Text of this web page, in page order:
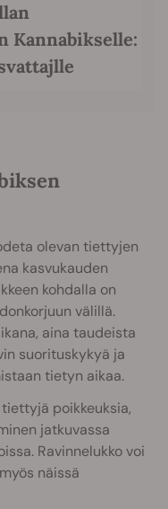
Kannabikselle:
olevan tiettyjen
kasvukauden
kohdalla on
välillä.
aina taudeista
suorituskykyä ja
tietyn aikaa.
poikkeuksia,
jatkuvassa
Ravinnelukko voi
näissä